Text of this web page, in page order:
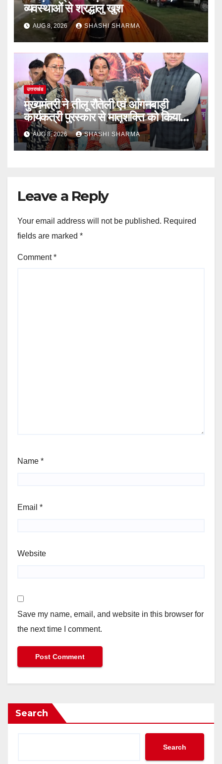
व्यवस्थाओं से श्रद्धालु खुश
AUG 8, 2026 SHASHI SHARMA
उत्तराखंड
मुख्यमंत्री ने तीलू रौतेली एवं आंगनबाड़ी
कार्यकत्री पुरस्कार से मातृशक्ति को किया
सम्मानित
AUG 8, 2026 SHASHI SHARMA
Leave a Reply
Your email address will not be published. Required
fields are marked *
Comment*
Name *
Email *
Website
Save my name, email, and website in this browser for
the next time I comment.
Search
Search